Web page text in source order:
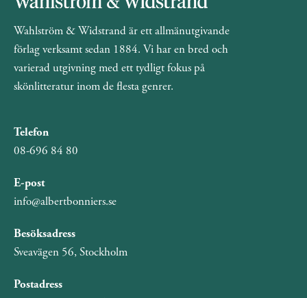
Wahlström & Widstrand är ett allmänutgivande
förlag verksamt sedan 1884. Vi har en bred och
varierad utgivning med ett tydligt fokus på
skönlitteratur inom de flesta genrer.
Telefon
08-696 84 80
E-post
info@albertbonniers.se
Besöksadress
Sveavägen 56, Stockholm
Postadress